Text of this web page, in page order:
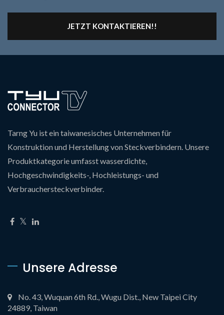
JETZT KONTAKTIEREN!!
Tarng Yu ist ein taiwanesisches Unternehmen für
Konstruktion und Herstellung von Steckverbindern. Unsere
Produktkategorie umfasst wasserdichte,
Hochgeschwindigkeits-, Hochleistungs- und
Verbrauchersteckverbinder.
Unsere Adresse
No. 43, Wuquan 6th Rd., Wugu Dist., New Taipei City
24889, Taiwan